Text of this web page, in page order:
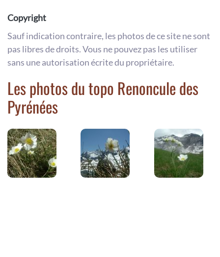
Copyright
Sauf indication contraire, les photos de ce site ne sont
pas libres de droits. Vous ne pouvez pas les utiliser
sans une autorisation écrite du propriétaire.
Les photos du topo Renoncule des
Pyrénées